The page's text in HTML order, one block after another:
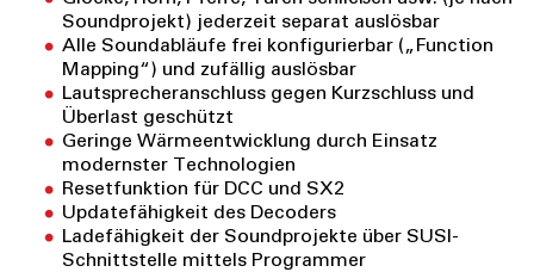
Soundprojekt) jederzeit separat auslösbar
Alle Soundabläufe frei konfigurierbar („Function
Mapping“) und zufällig auslösbar
Lautsprecheranschluss gegen Kurzschluss und
Überlast geschützt
Geringe Wärmeentwicklung durch Einsatz
modernster Technologien
Resetfunktion für DCC und SX2
Updatefähigkeit des Decoders
Ladefähigkeit der Soundprojekte über SUSI-
Schnittstelle mittels Programmer